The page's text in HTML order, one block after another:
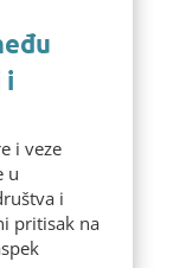
i
i veze
u
i
pritisak na